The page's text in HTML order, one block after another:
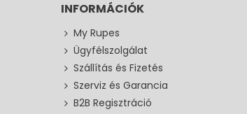
INFORMÁCIÓK
My Rupes
Ügyfélszolgálat
Szállítás és Fizetés
Szerviz és Garancia
B2B Regisztráció